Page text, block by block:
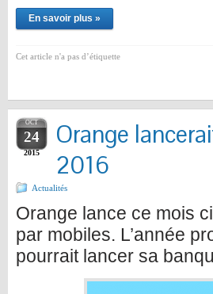
En savoir plus »
Cet article n'a pas d’étiquette
OCT
24
2015
Orange
2016
Actualités
Orange lance ce mois
par mobiles. L’année
pourrait lancer sa